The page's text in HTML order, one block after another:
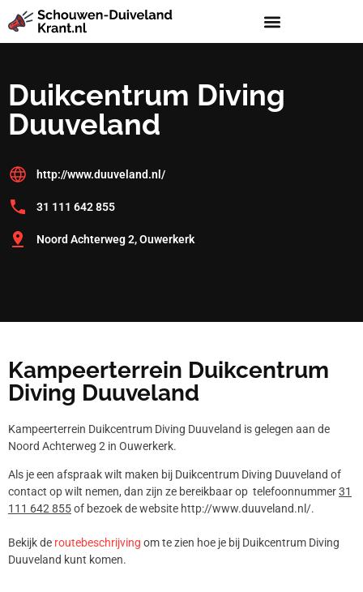
Duikcentrum Diving
Duuveland
http://www.duuveland.nl/
31 111 642 855
Noord Achterweg 2, Ouwerkerk
Kampeerterrein Duikcentrum
Diving Duuveland
Kampeerterrein Duikcentrum Diving Duuveland is gelegen aan de
Noord Achterweg 2 in Ouwerkerk.
Als je een afspraak wilt maken bij Duikcentrum Diving Duuveland of
contact op wilt nemen, dan zijn ze bereikbaar op telefoonnummer31
111 642 855of bezoek de website http://www.duuveland.nl/.
Bekijk de routebeschrijving om te zien hoe je bij Duikcentrum Diving
Duuveland kunt komen.